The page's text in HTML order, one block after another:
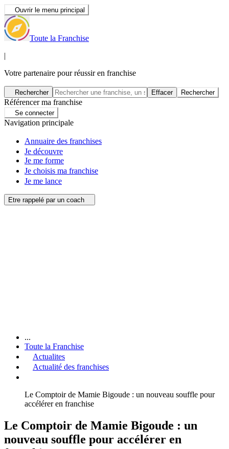
Ouvrir le menu principal
Toute la Franchise
|
Votre partenaire pour réussir en franchise
Rechercher Effacer Rechercher
Référencer ma franchise
Se connecter
Navigation principale
Annuaire des franchises
Je découvre
Je me forme
Je choisis ma franchise
Je me lance
Etre rappelé par un coach
...
Toute la Franchise
Actualites
Actualité des franchises
Le Comptoir de Mamie Bigoude : un nouveau souffle pour
accélérer en franchise
Le Comptoir de Mamie Bigoude : un
nouveau souffle pour accélérer en